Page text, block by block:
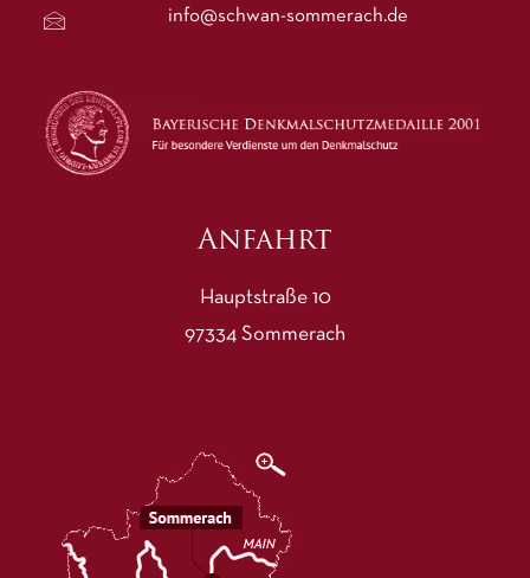
info@schwan-sommerach.de
Anfahrt
Hauptstraße 10
97334 Sommerach